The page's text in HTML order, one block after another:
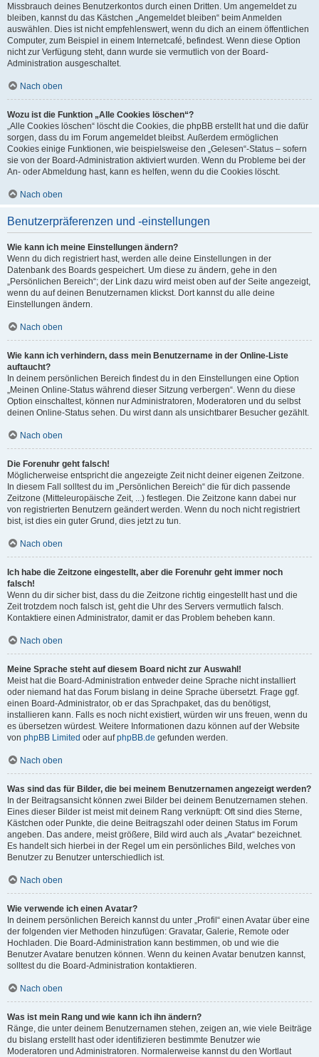
Missbrauch deines Benutzerkontos durch einen Dritten. Um angemeldet zu
bleiben, kannst du das Kästchen „Angemeldet bleiben“ beim Anmelden
auswählen. Dies ist nicht empfehlenswert, wenn du dich an einem öffentlichen
Computer, zum Beispiel in einem Internetcafé, befindest. Wenn diese Option
nicht zur Verfügung steht, dann wurde sie vermutlich von der Board-
Administration ausgeschaltet.
Nach oben
Wozu ist die Funktion „Alle Cookies löschen“?
„Alle Cookies löschen“ löscht die Cookies, die phpBB erstellt hat und die dafür
sorgen, dass du im Forum angemeldet bleibst. Außerdem ermöglichen
Cookies einige Funktionen, wie beispielsweise den „Gelesen“-Status – sofern
sie von der Board-Administration aktiviert wurden. Wenn du Probleme bei der
An- oder Abmeldung hast, kann es helfen, wenn du die Cookies löscht.
Nach oben
Benutzerpräferenzen und -einstellungen
Wie kann ich meine Einstellungen ändern?
Wenn du dich registriert hast, werden alle deine Einstellungen in der
Datenbank des Boards gespeichert. Um diese zu ändern, gehe in den
„Persönlichen Bereich“; der Link dazu wird meist oben auf der Seite angezeigt,
wenn du auf deinen Benutzernamen klickst. Dort kannst du alle deine
Einstellungen ändern.
Nach oben
Wie kann ich verhindern, dass mein Benutzername in der Online-Liste
auftaucht?
In deinem persönlichen Bereich findest du in den Einstellungen eine Option
„Meinen Online-Status während dieser Sitzung verbergen“. Wenn du diese
Option einschaltest, können nur Administratoren, Moderatoren und du selbst
deinen Online-Status sehen. Du wirst dann als unsichtbarer Besucher gezählt.
Nach oben
Die Forenuhr geht falsch!
Möglicherweise entspricht die angezeigte Zeit nicht deiner eigenen Zeitzone.
In diesem Fall solltest du im „Persönlichen Bereich“ die für dich passende
Zeitzone (Mitteleuropäische Zeit, ...) festlegen. Die Zeitzone kann dabei nur
von registrierten Benutzern geändert werden. Wenn du noch nicht registriert
bist, ist dies ein guter Grund, dies jetzt zu tun.
Nach oben
Ich habe die Zeitzone eingestellt, aber die Forenuhr geht immer noch
falsch!
Wenn du dir sicher bist, dass du die Zeitzone richtig eingestellt hast und die
Zeit trotzdem noch falsch ist, geht die Uhr des Servers vermutlich falsch.
Kontaktiere einen Administrator, damit er das Problem beheben kann.
Nach oben
Meine Sprache steht auf diesem Board nicht zur Auswahl!
Meist hat die Board-Administration entweder deine Sprache nicht installiert
oder niemand hat das Forum bislang in deine Sprache übersetzt. Frage ggf.
einen Board-Administrator, ob er das Sprachpaket, das du benötigst,
installieren kann. Falls es noch nicht existiert, würden wir uns freuen, wenn du
es übersetzen würdest. Weitere Informationen dazu können auf der Website
von phpBB Limited oder aufphpBB.de gefunden werden.
Nach oben
Was sind das für Bilder, die bei meinem Benutzernamen angezeigt werden?
In der Beitragsansicht können zwei Bilder bei deinem Benutzernamen stehen.
Eines dieser Bilder ist meist mit deinem Rang verknüpft: Oft sind dies Sterne,
Kästchen oder Punkte, die deine Beitragszahl oder deinen Status im Forum
angeben. Das andere, meist größere, Bild wird auch als „Avatar“ bezeichnet.
Es handelt sich hierbei in der Regel um ein persönliches Bild, welches von
Benutzer zu Benutzer unterschiedlich ist.
Nach oben
Wie verwende ich einen Avatar?
In deinem persönlichen Bereich kannst du unter „Profil“ einen Avatar über eine
der folgenden vier Methoden hinzufügen: Gravatar, Galerie, Remote oder
Hochladen. Die Board-Administration kann bestimmen, ob und wie die
Benutzer Avatare benutzen können. Wenn du keinen Avatar benutzen kannst,
solltest du die Board-Administration kontaktieren.
Nach oben
Was ist mein Rang und wie kann ich ihn ändern?
Ränge, die unter deinem Benutzernamen stehen, zeigen an, wie viele Beiträge
du bislang erstellt hast oder identifizieren bestimmte Benutzer wie
Moderatoren und Administratoren. Normalerweise kannst du den Wortlaut